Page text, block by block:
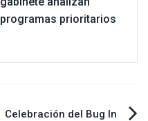
programas prioritarios
Celebración del Bug In